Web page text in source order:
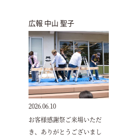
広報 中山 聖子
2026.06.10
お客様感謝祭ご来場いただ
き、ありがとうございまし